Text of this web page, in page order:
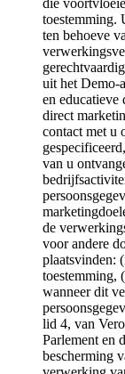
die
toestemming.
ten behoeve
uit het Demo-
en educatieve
direct
contact met u
van u
de
voor andere
plaatsvinden:
toestemming,
wanneer dit
lid 4, van
Parlement en
bescherming